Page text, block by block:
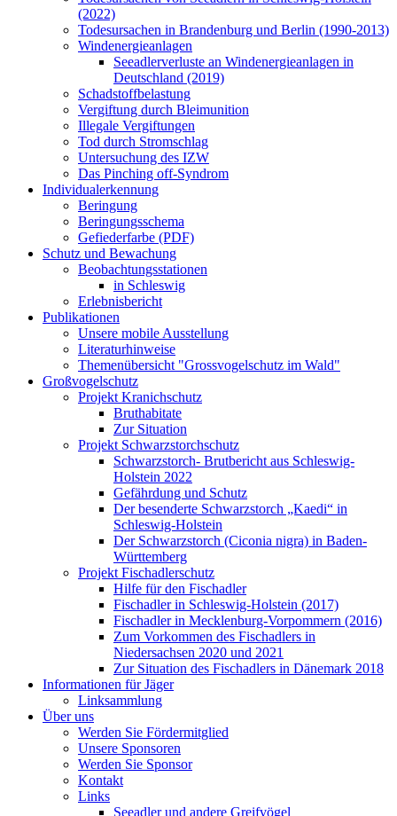
(2022)
Todesursachen in Brandenburg und Berlin (1990-2013)
Windenergieanlagen
Seeadlerverluste an Windenergieanlagen in
Deutschland (2019)
Schadstoffbelastung
Vergiftung durch Bleimunition
Illegale Vergiftungen
Tod durch Stromschlag
Untersuchung des IZW
Das Pinching off-Syndrom
Individualerkennung
Beringung
Beringungsschema
Gefiederfarbe (PDF)
Schutz und Bewachung
Beobachtungsstationen
in Schleswig
Erlebnisbericht
Publikationen
Unsere mobile Ausstellung
Literaturhinweise
Themenübersicht "Grossvogelschutz im Wald"
Großvogelschutz
Projekt Kranichschutz
Bruthabitate
Zur Situation
Projekt Schwarzstorchschutz
Schwarzstorch- Brutbericht aus Schleswig-
Holstein 2022
Gefährdung und Schutz
Der besenderte Schwarzstorch „Kaedi“ in
Schleswig-Holstein
Der Schwarzstorch (Ciconia nigra) in Baden-
Württemberg
Projekt Fischadlerschutz
Hilfe für den Fischadler
Fischadler in Schleswig-Holstein (2017)
Fischadler in Mecklenburg-Vorpommern (2016)
Zum Vorkommen des Fischadlers in
Niedersachsen 2020 und 2021
Zur Situation des Fischadlers in Dänemark 2018
Informationen für Jäger
Linksammlung
Über uns
Werden Sie Fördermitglied
Unsere Sponsoren
Werden Sie Sponsor
Kontakt
Links
Seeadler und andere Greifvögel